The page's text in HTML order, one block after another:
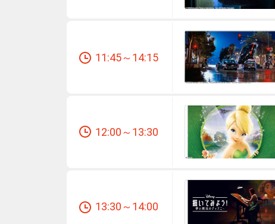
11:45～14:15
12:00～13:30
13:30～14:00